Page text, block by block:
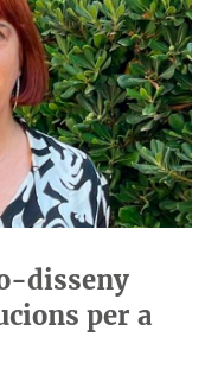
disseny
per a